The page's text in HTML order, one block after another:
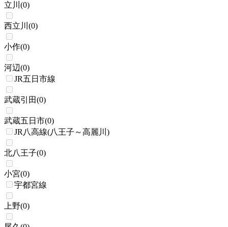
立川 (0)
西立川 (0)
小作(0)
河辺(0)
JR五日市線
武蔵引田(0)
武蔵五日市(0)
JR八高線(八王子～高麗川)
北八王子(0)
小宮(0)
宇都宮線
上野(0)